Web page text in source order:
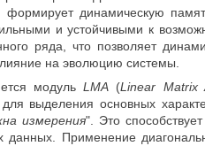
формирует динамическую
и устойчивыми к
ряда, что позволяет
на эволюцию системы.
модульLMA (Linear Matrix
выделения основных
измерения". Это
Применение